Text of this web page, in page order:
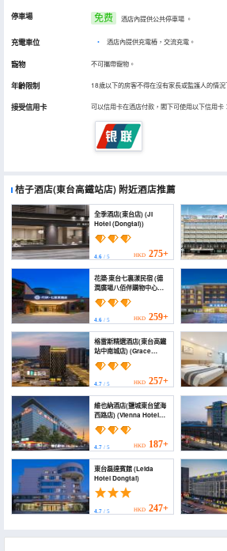
停車場 免费 酒店內提供公共停車場 。
充電車位 • 酒店內提供充電樁，交流充電。
寵物 不可攜帶寵物。
年齡限制 18歲以下的房客不得在沒有家長或監護人的情況
接受信用卡 可以信用卡在酒店付款，閣下可使用以下信用卡：
桔子酒店(東台高鐵站店) 附近酒店推薦
全季酒店(東台店) (JI
Hotel (Dongtai))
4.6 / 5 HKD 275+
花築·東台七裏漾民宿 (德
潤廣場八佰伴購物中心店)
(Floral · Dongtai
Qiliyang Homestay
(Derun Plaza Baibai
Ban Shopping Center))
4.6 / 5 HKD 259+
格雷斯精選酒店(東台高鐵
站中南城店) (Grace
Select Hotel)
4.7 / 5 HKD 257+
維也納酒店(鹽城東台望海
西路店) (Vienna Hotel
(Wanghai West Road,
Dongtai))
4.7 / 5 HKD 187+
東台磊達賓館 (Leida
Hotel Dongtai)
4.7 / 5 HKD 247+